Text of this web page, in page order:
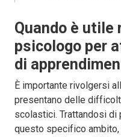
Quando è
psicologo per
di
È importante rivolgersi
presentano delle
scolastici. Trattandosi
questo specifico